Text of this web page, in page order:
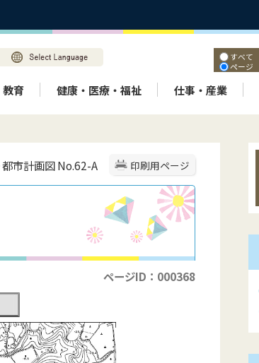
すべて
ページ
教育 健康・医療・福祉 仕事・産業
印刷用ページ
都市計画図 No.62-A
ページID：000368